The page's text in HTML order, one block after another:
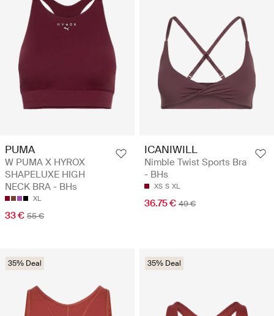
PUMA
W PUMA X HYROX
SHAPELUXE HIGH
NECK BRA - BHs
XL
33 € 55 €
ICANIWILL
Nimble Twist Sports Bra
- BHs
XS S XL
36.75 € 49 €
35% Deal 35% Deal